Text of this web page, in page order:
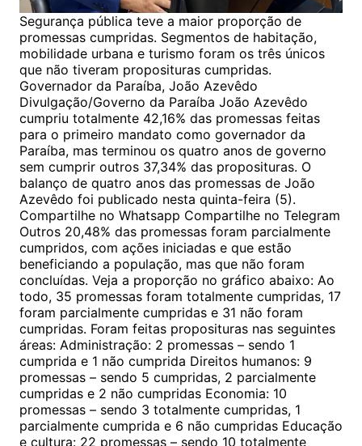
Segurança pública teve a maior proporção de
promessas cumpridas. Segmentos de habitação,
mobilidade urbana e turismo foram os três únicos
que não tiveram proposituras cumpridas.
Governador da Paraíba, João Azevêdo
Divulgação/Governo da Paraíba João Azevêdo
cumpriu totalmente 42,16% das promessas feitas
para o primeiro mandato como governador da
Paraíba, mas terminou os quatro anos de governo
sem cumprir outros 37,34% das proposituras. O
balanço de quatro anos das promessas de João
Azevêdo foi publicado nesta quinta-feira (5).
Compartilhe no Whatsapp Compartilhe no Telegram
Outros 20,48% das promessas foram parcialmente
cumpridos, com ações iniciadas e que estão
beneficiando a população, mas que não foram
concluídas. Veja a proporção no gráfico abaixo: Ao
todo, 35 promessas foram totalmente cumpridas, 17
foram parcialmente cumpridas e 31 não foram
cumpridas. Foram feitas proposituras nas seguintes
áreas: Administração: 2 promessas – sendo 1
cumprida e 1 não cumprida Direitos humanos: 9
promessas – sendo 5 cumpridas, 2 parcialmente
cumpridas e 2 não cumpridas Economia: 10
promessas – sendo 3 totalmente cumpridas, 1
parcialmente cumprida e 6 não cumpridas Educação
e cultura: 22 promessas – sendo 10 totalmente